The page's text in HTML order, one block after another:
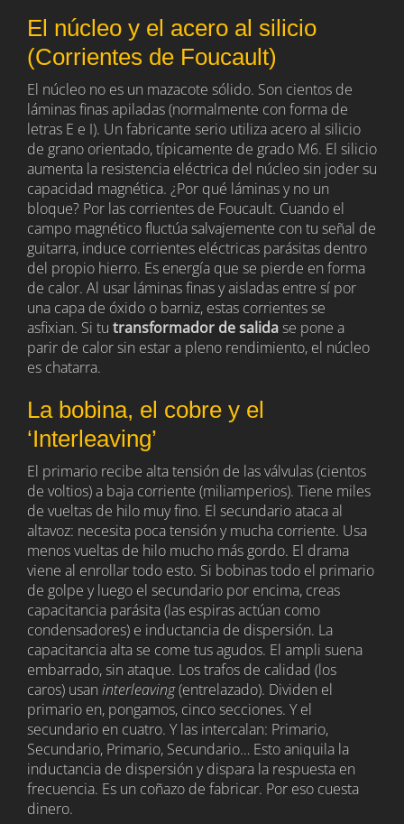
El núcleo y el acero al silicio
(Corrientes de Foucault)
El núcleo no es un mazacote sólido. Son cientos de
láminas finas apiladas (normalmente con forma de
letras E e I). Un fabricante serio utiliza acero al silicio
de grano orientado, típicamente de grado M6. El silicio
aumenta la resistencia eléctrica del núcleo sin joder su
capacidad magnética. ¿Por qué láminas y no un
bloque? Por las corrientes de Foucault. Cuando el
campo magnético fluctúa salvajemente con tu señal de
guitarra, induce corrientes eléctricas parásitas dentro
del propio hierro. Es energía que se pierde en forma
de calor. Al usar láminas finas y aisladas entre sí por
una capa de óxido o barniz, estas corrientes se
asfixian. Si tu transformador de salidase pone a
parir de calor sin estar a pleno rendimiento, el núcleo
es chatarra.
La bobina, el cobre y el
‘Interleaving’
El primario recibe alta tensión de las válvulas (cientos
de voltios) a baja corriente (miliamperios). Tiene miles
de vueltas de hilo muy fino. El secundario ataca al
altavoz: necesita poca tensión y mucha corriente. Usa
menos vueltas de hilo mucho más gordo. El drama
viene al enrollar todo esto. Si bobinas todo el primario
de golpe y luego el secundario por encima, creas
capacitancia parásita (las espiras actúan como
condensadores) e inductancia de dispersión. La
capacitancia alta se come tus agudos. El ampli suena
embarrado, sin ataque. Los trafos de calidad (los
caros) usan interleaving(entrelazado). Dividen el
primario en, pongamos, cinco secciones. Y el
secundario en cuatro. Y las intercalan: Primario,
Secundario, Primario, Secundario… Esto aniquila la
inductancia de dispersión y dispara la respuesta en
frecuencia. Es un coñazo de fabricar. Por eso cuesta
dinero.